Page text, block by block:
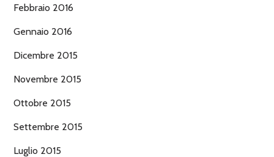
Febbraio 2016
Gennaio 2016
Dicembre 2015
Novembre 2015
Ottobre 2015
Settembre 2015
Luglio 2015